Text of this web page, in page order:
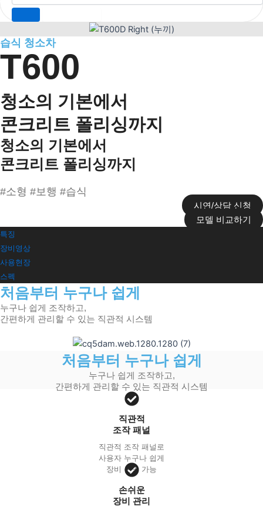
습식 청소차
T600
청소의 기본에서
콘크리트 폴리싱까지
청소의 기본에서
콘크리트 폴리싱까지
#소형 #보행 #습식​
시연/상담 신청
모델 비교하기
특징
장비영상
사용현장
스펙
처음부터 누구나 쉽게
누구나 쉽게 조작하고,
간편하게 관리할 수 있는 직관적 시스템
처음부터 누구나 쉽게
누구나 쉽게 조작하고,
간편하게 관리할 수 있는 직관적 시스템
직관적
조작 패널
직관적 조작 패널로
사용자 누구나 쉽게
장비 운영 가능
손쉬운
장비 관리